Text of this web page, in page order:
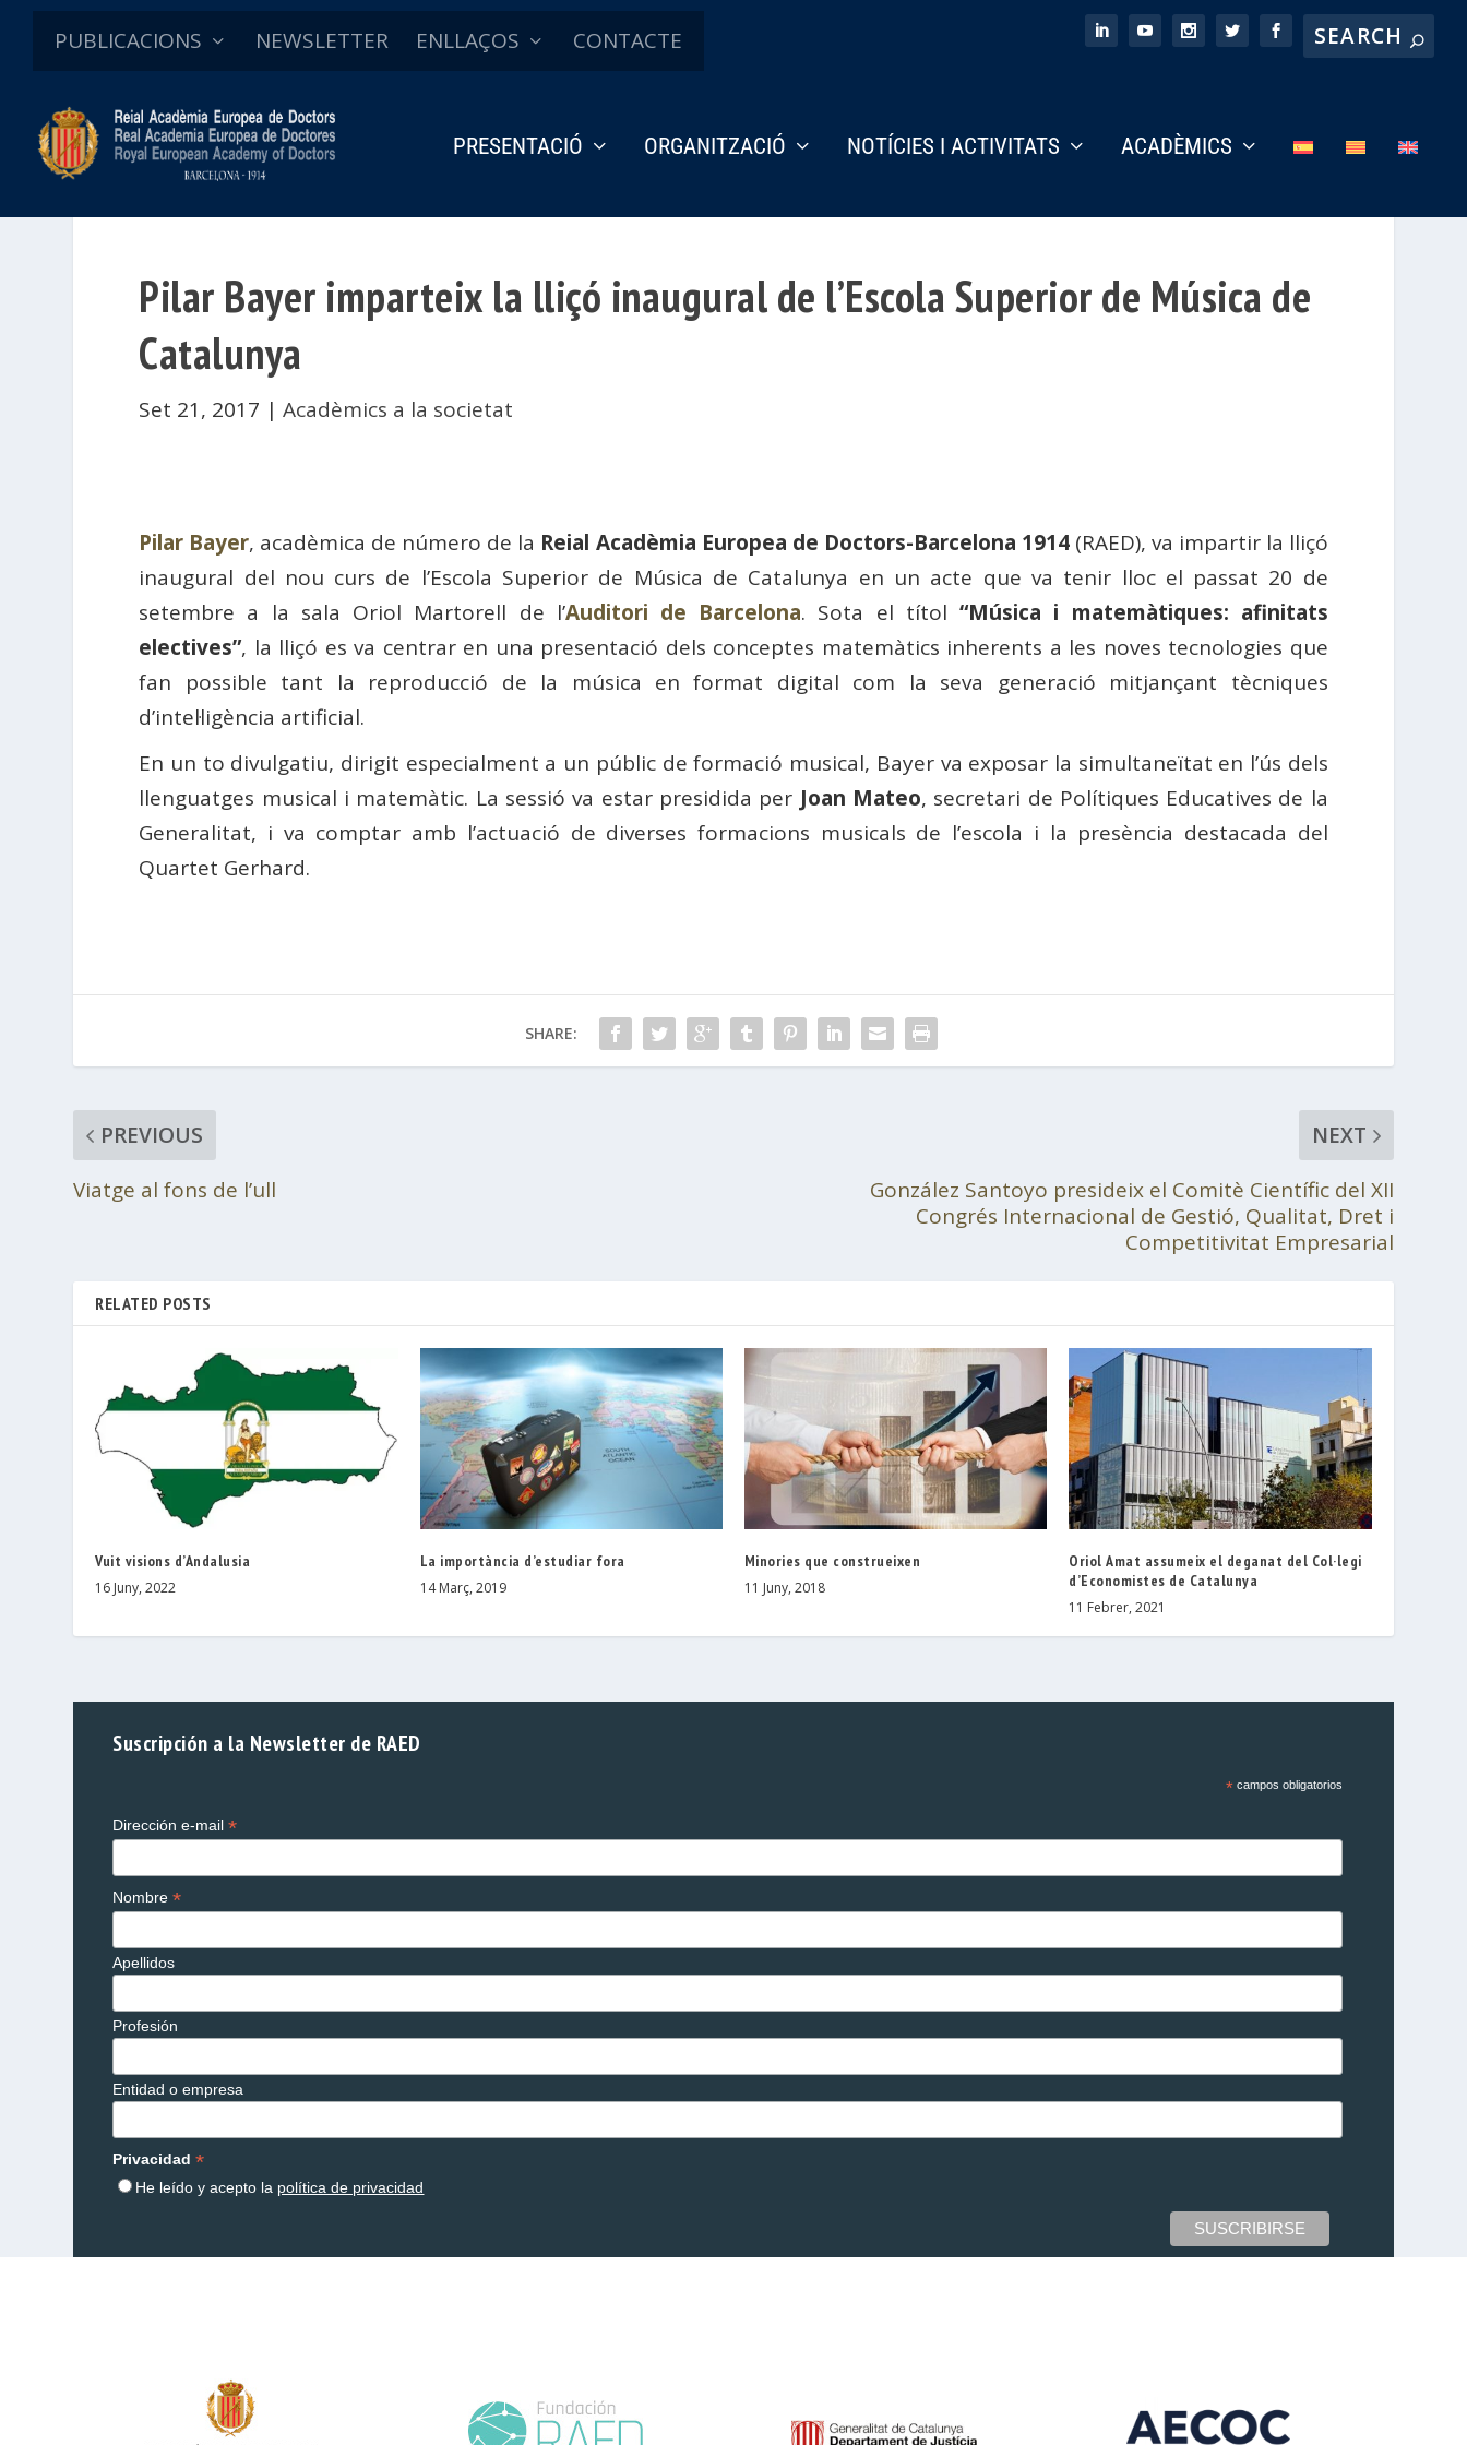
PUBLICACIONS NEWSLETTER ENLLAÇOS CONTACTE
PRESENTACIÓ ORGANITZACIÓ NOTÍCIES I ACTIVITATS ACADÈMICS
Pilar Bayer imparteix la lliçó inaugural de l’Escola Superior de Música de
Catalunya
Set 21, 2017 |Acadèmics a la societat
Pilar Bayer, acadèmica de número de la Reial Acadèmia Europea de Doctors-Barcelona 1914(RAED), va impartir la lliçó
inaugural del nou curs de l’Escola Superior de Música de Catalunya en un acte que va tenir lloc el passat 20 de
setembre a la sala Oriol Martorell de l’Auditori de Barcelona. Sota el títol“Música i matemàtiques: afinitats
electives”, la lliçó es va centrar en una presentació dels conceptes matemàtics inherents a les noves tecnologies que
fan possible tant la reproducció de la música en format digital com la seva generació mitjançant tècniques
d’intel·ligència artificial.
En un to divulgatiu, dirigit especialment a un públic de formació musical, Bayer va exposar la simultaneïtat en l’ús dels
llenguatges musical i matemàtic. La sessió va estar presidida per Joan Mateo, secretari de Polítiques Educatives de la
Generalitat, i va comptar amb l’actuació de diverses formacions musicals de l’escola i la presència destacada del
Quartet Gerhard.
SHARE:
PREVIOUS
Viatge al fons de l’ull
NEXT
González Santoyo presideix el Comitè Científic del XII
Congrés Internacional de Gestió, Qualitat, Dret i
Competitivitat Empresarial
RELATED POSTS
Vuit visions d’Andalusia
16 Juny, 2022
La importància d’estudiar fora
14 Març, 2019
Minories que construeixen
11 Juny, 2018
Oriol Amat assumeix el deganat del Col·legi
d’Economistes de Catalunya
11 Febrer, 2021
Suscripción a la Newsletter de RAED
*campos obligatorios
Dirección e-mail*
Nombre*
Apellidos
Profesión
Entidad o empresa
Privacidad*
He leído y acepto la política de privacidad